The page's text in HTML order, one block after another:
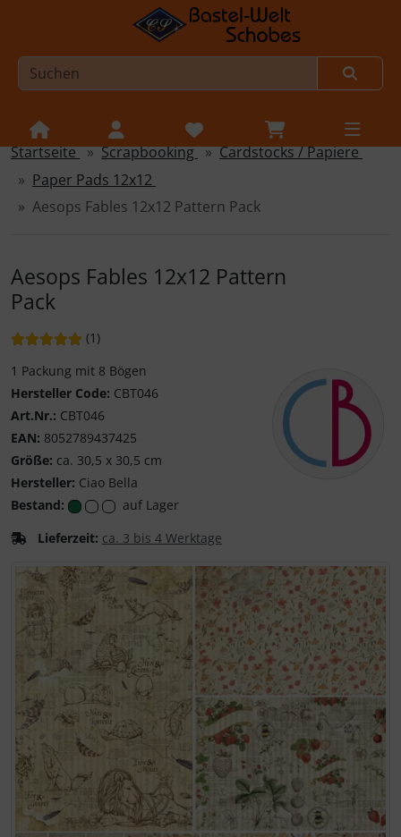
Sprungnavigation
Springe zur Navigation
Springe zum Inhalt
Springe zu den allgemeinen Informationen
Startseite Scrapbooking
Cardstocks / Papiere
Paper Pads 12x12
Aesops Fables 12x12 Pattern Pack
Aesops Fables 12x12 Pattern
Pack
Bewertung: 5 von 5 Sternen!
(1 Bewertungen
)
1 Packung mit 8 Bögen
Hersteller Code: CBT046
Art.Nr.: CBT046
EAN: 8052789437425
Größe: ca. 30,5 x 30,5 cm
Hersteller: Ciao Bella
Bestand:
auf Lager
Lieferzeit: ca. 3 bis 4 Werktage